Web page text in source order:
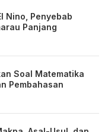
Nino, Penyebab
Panjang
Soal Matematika
Pembahasan